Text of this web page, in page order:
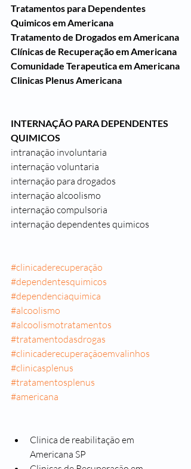
Tratamentos para Dependentes
Quimicos em Americana
Tratamento de Drogados em Americana
Clínicas de Recuperação em Americana
Comunidade Terapeutica em Americana
Clinicas Plenus Americana
INTERNAÇÃO PARA DEPENDENTES
QUIMICOS
intranação involuntaria
internação voluntaria
internação para drogados
internação alcoolismo
internação compulsoria
internação dependentes quimicos
#clinicaderecuperação
#dependentesquimicos
#dependenciaquimica
#alcoolismo
#alcoolismotratamentos
#tratamentodasdrogas
#clinicaderecuperaçãoemvalinhos
#clinicasplenus
#tratamentosplenus
#americana
Clinica de reabilitação em
Americana SP